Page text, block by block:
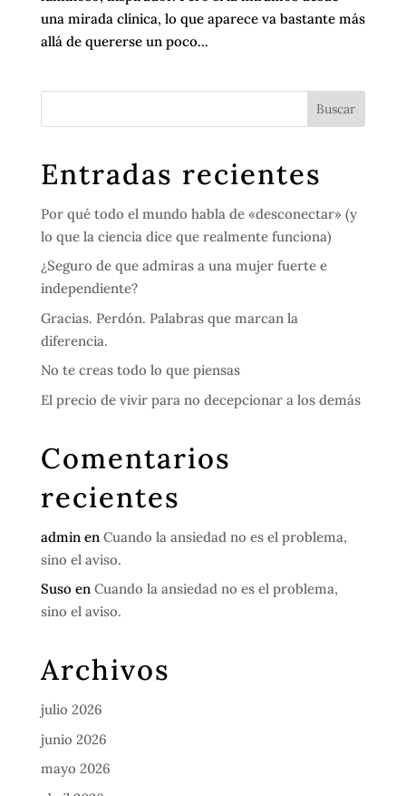
una mirada clínica, lo que aparece va bastante más
allá de quererse un poco...
Entradas recientes
Por qué todo el mundo habla de «desconectar» (y
lo que la ciencia dice que realmente funciona)
¿Seguro de que admiras a una mujer fuerte e
independiente?
Gracias. Perdón. Palabras que marcan la
diferencia.
No te creas todo lo que piensas
El precio de vivir para no decepcionar a los demás
Comentarios
recientes
adminen Cuando la ansiedad no es el problema,
sino el aviso.
Suso en Cuando la ansiedad no es el problema,
sino el aviso.
Archivos
julio 2026
junio 2026
mayo 2026